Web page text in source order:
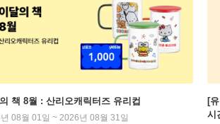
책 8월 : 산리오캐릭터즈 유리컵
08월 01일 ~ 2026년 08월 31일
[
시